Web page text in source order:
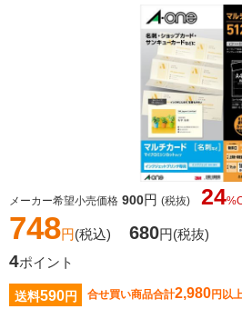
メーカー希望小売価格 900円 (税抜) 24
748円(税込) 680円(税抜)
4ポイント
送料590円 合せ買い商品合計2,980円以